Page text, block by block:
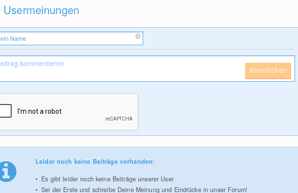
Abschicken
Leider noch keine Beiträge vorhanden:
Es gibt leider noch keine Beiträge unserer User
Sei der Erste und schreibe Deine Meinung und Eindrücke in unser Forum!